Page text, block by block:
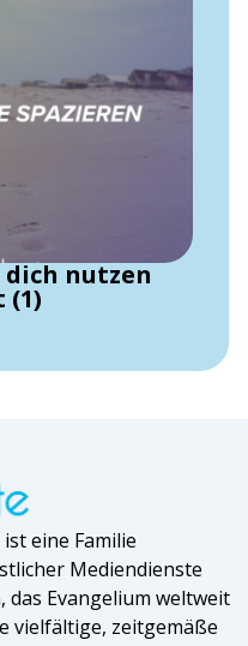
nutzen
(1)
eine Familie
Mediendienste
das Evangelium weltweit
vielfältige, zeitgemäße